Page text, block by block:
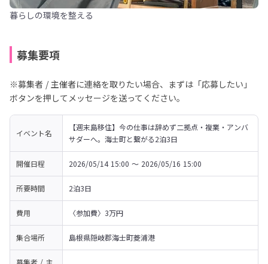
暮らしの環境を整える
募集要項
※募集者 / 主催者に連絡を取りたい場合、まずは「応募したい」
ボタンを押してメッセージを送ってください。
イベント名
【週末島移住】今の仕事は辞めず二拠点・複業・アンバ
サダーへ。海士町と繋がる2泊3日
開催日程 2026/05/14 15:00 〜 2026/05/16 15:00
所要時間 2泊3日
費用 〈参加費〉3万円
集合場所 島根県隠岐郡海士町菱浦港
募集者 / 主